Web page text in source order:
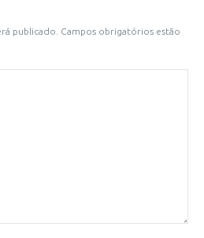
publicado. Campos obrigatórios estão